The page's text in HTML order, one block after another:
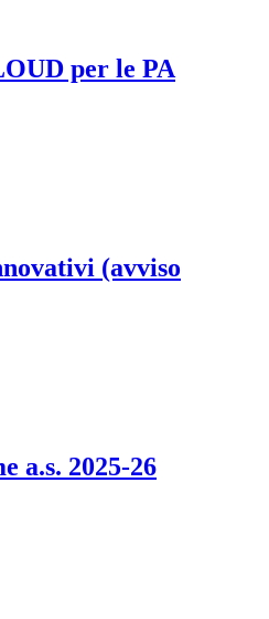
per le PA
(avviso
a.s. 2025-26